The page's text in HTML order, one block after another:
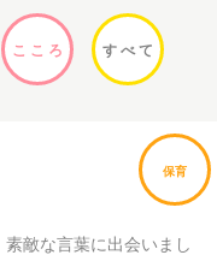
ここ ろ すべて
保育
敵な言葉に出会いまし